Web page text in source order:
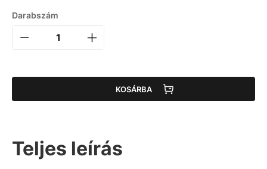
Darabszám
KOSÁRBA
Teljes leírás